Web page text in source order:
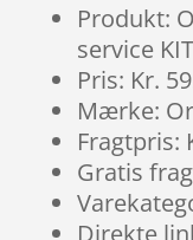
Produkt:
service KIT
Pris: Kr.
Mærke:
Fragtpris:
Gratis
Direkte